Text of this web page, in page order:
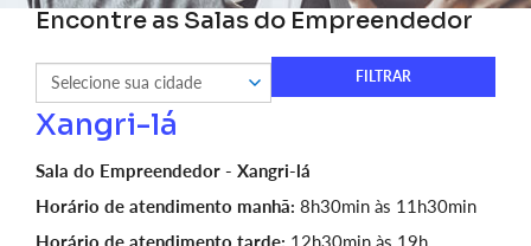
Encontre as Salas do Empreendedor
Xangri-lá
Sala do Empreendedor - Xangri-lá
Horário de atendimento manhã: 8h30min às 11h30min
Horário de atendimento tarde: 12h30min às 19h